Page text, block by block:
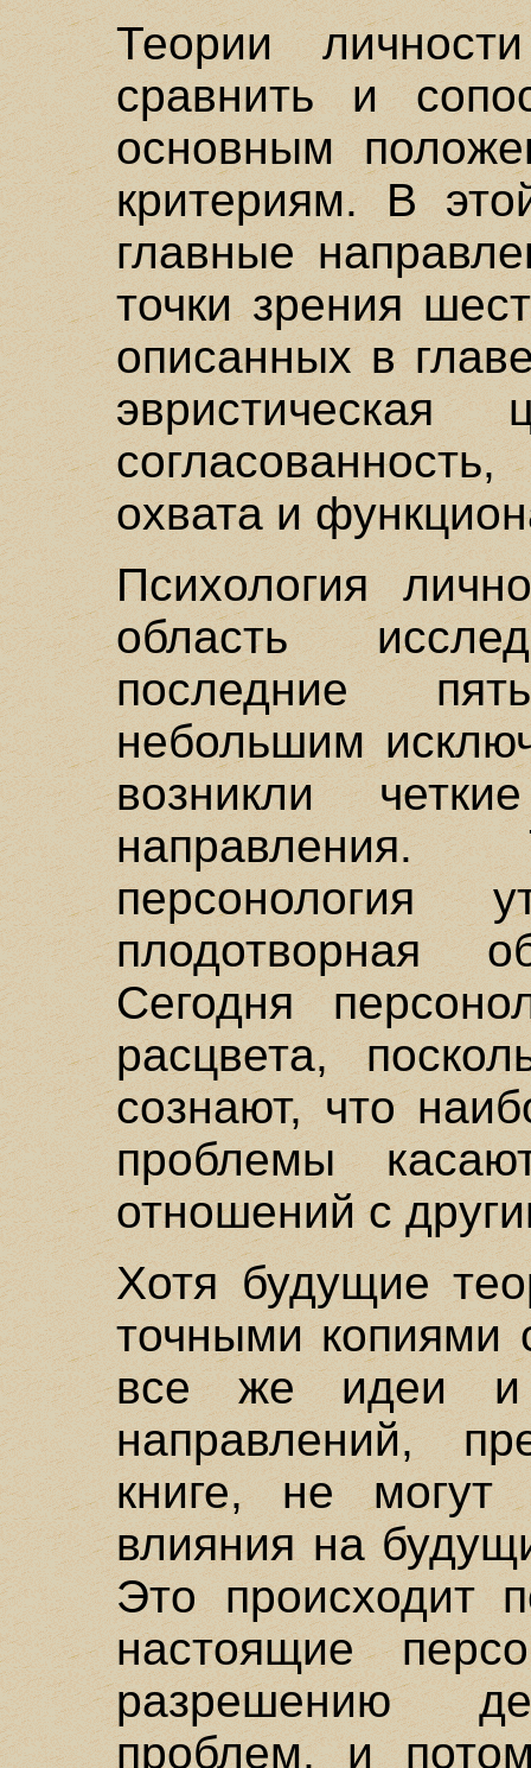
Теории
сравнить и
основным
критериям. В
главные
точки зрения
описанных в
эвристическая
охвата и
Психология
область
последние
небольшим
возникли
персонология
плодотворная
Сегодня
расцвета,
сознают, что
проблемы
отношений с
Хотя будущие
точными копиями
все же идеи и
направлений,
книге, не
влияния на
Это происходит
настоящие
разрешению
проблем, и